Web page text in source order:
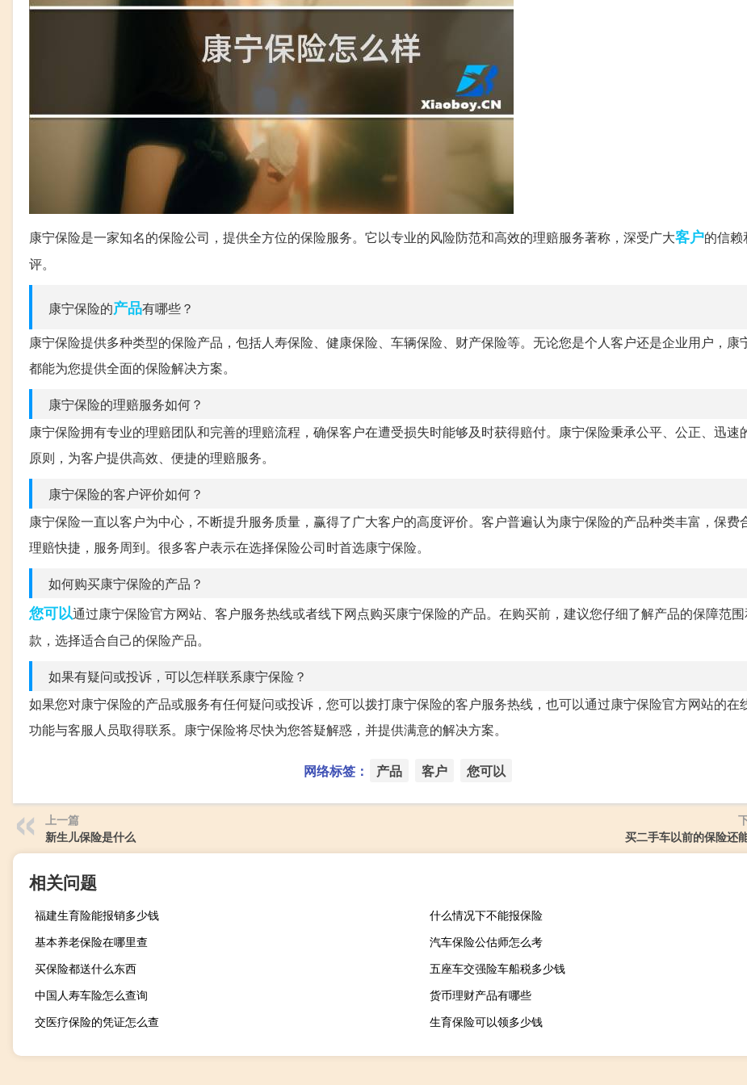
康宁保险是一家知名的保险公司，提供全方位的保险服务。它以专业的风险防范和高效的理赔服务著称，深受广大客户的信赖
评。
康宁保险的产品有哪些？
康宁保险提供多种类型的保险产品，包括人寿保险、健康保险、车辆保险、财产保险等。无论您是个人客户还是企业用户，康
都能为您提供全面的保险解决方案。
康宁保险的理赔服务如何？
康宁保险拥有专业的理赔团队和完善的理赔流程，确保客户在遭受损失时能够及时获得赔付。康宁保险秉承公平、公正、迅速
原则，为客户提供高效、便捷的理赔服务。
康宁保险的客户评价如何？
康宁保险一直以客户为中心，不断提升服务质量，赢得了广大客户的高度评价。客户普遍认为康宁保险的产品种类丰富，保费
理赔快捷，服务周到。很多客户表示在选择保险公司时首选康宁保险。
如何购买康宁保险的产品？
您可以通过康宁保险官方网站、客户服务热线或者线下网点购买康宁保险的产品。在购买前，建议您仔细了解产品的保障范
款，选择适合自己的保险产品。
如果有疑问或投诉，可以怎样联系康宁保险？
如果您对康宁保险的产品或服务有任何疑问或投诉，您可以拨打康宁保险的客户服务热线，也可以通过康宁保险官方网站的在
功能与客服人员取得联系。康宁保险将尽快为您答疑解惑，并提供满意的解决方案。
网络标签： 产品 客户 您可以
上一篇
新生儿保险是什么
买二手车以前的保险还
相关问题
福建生育险能报销多少钱
什么情况下不能报保险
基本养老保险在哪里查
汽车保险公估师怎么考
买保险都送什么东西
五座车交强险车船税多少钱
中国人寿车险怎么查询
货币理财产品有哪些
交医疗保险的凭证怎么查
生育保险可以领多少钱